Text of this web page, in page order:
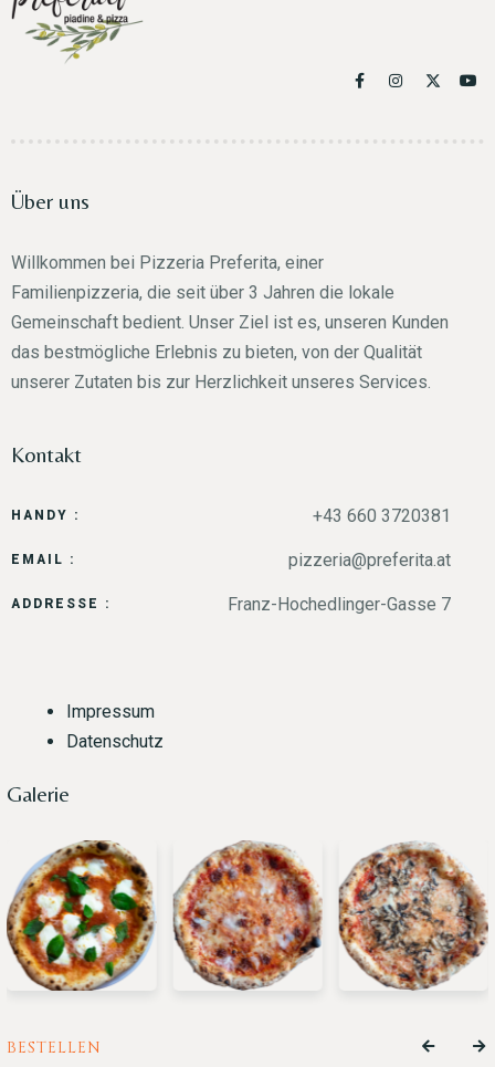
Über uns
Willkommen bei Pizzeria Preferita, einer
Familienpizzeria, die seit über 3 Jahren die lokale
Gemeinschaft bedient. Unser Ziel ist es, unseren Kunden
das bestmögliche Erlebnis zu bieten, von der Qualität
unserer Zutaten bis zur Herzlichkeit unseres Services.
Kontakt
HANDY : +43 660 3720381
EMAIL : pizzeria@preferita.at
ADDRESSE : Franz-Hochedlinger-Gasse 7
Impressum
Datenschutz
Galerie
BESTELLEN